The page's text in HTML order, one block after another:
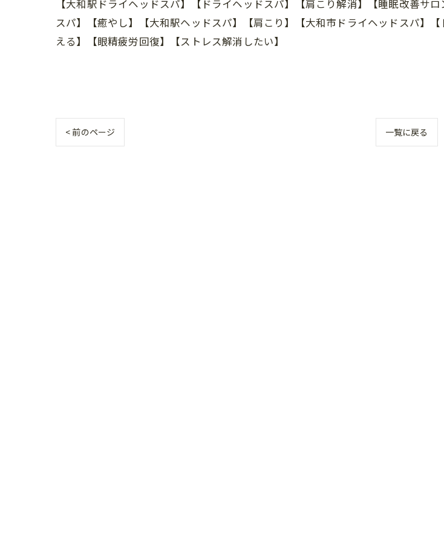
【大和駅ドライヘッドスパ】【ドライヘッドスパ】【肩こり解消】【睡眠改善サ
スパ】【癒やし】【大和駅ヘッドスパ】【肩こり】【大和市ドライヘッドスパ】
える】【眼精疲労回復】【ストレス解消したい】
< 前のページ 一覧に戻る